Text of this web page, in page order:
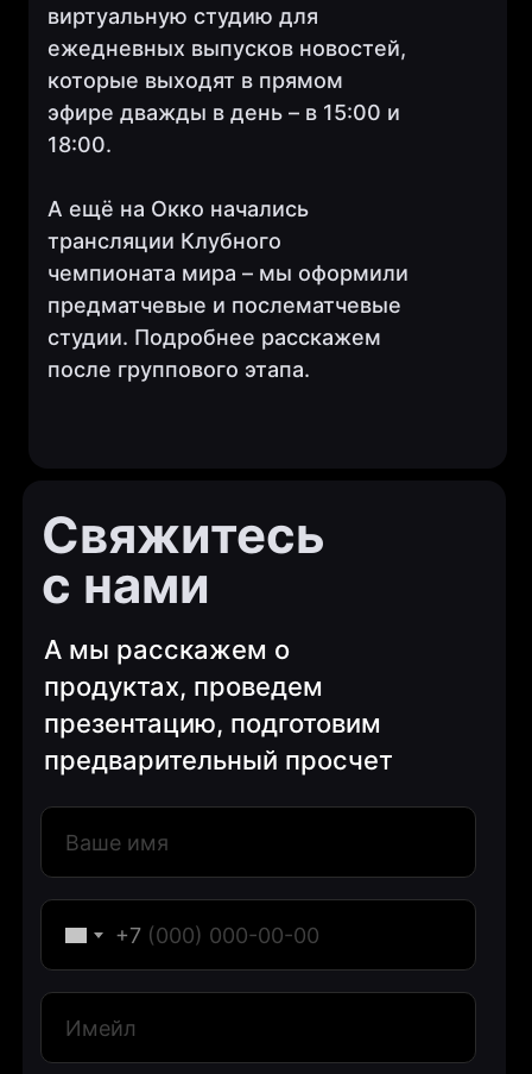
виртуальную студию для
ежедневных выпусков новостей,
которые выходят в прямом
эфире дважды в день – в 15:00 и
18:00.
А ещё на Окко начались
трансляции Клубного
чемпионата мира – мы оформили
предматчевые и послематчевые
студии. Подробнее расскажем
после группового этапа.
А мы расскажем о
продуктах, проведем
презентацию, подготовим
предварительный просчет
+7
Свяжитесь
с нами
+7 (495) 798-08-16
129515, г. Москва, муниципальный
округ Останкинский, улица Академика
INFO@CARROT.SOFTWARE
ИНН 5010055640, ОГРН 1185007013003,
КПП 501001001
Программное обеспечение
Carrot Titles
Carrot VS / AR
Аппаратное обеспечение
Будь в курсе
последних новостей и
событий
Подписаться
Нажимая на кнопку , я соглашаюсь на обработку
персональных данных